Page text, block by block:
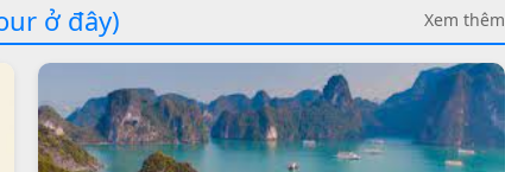
ở đây) Xem thêm